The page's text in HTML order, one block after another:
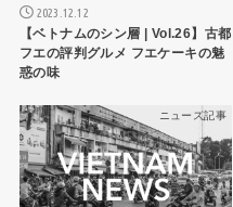
2023.12.12
【ベトナムのシン層 | Vol.26】古都
フエの評判グルメ フエケーキの魅
惑の味
ニュース記事